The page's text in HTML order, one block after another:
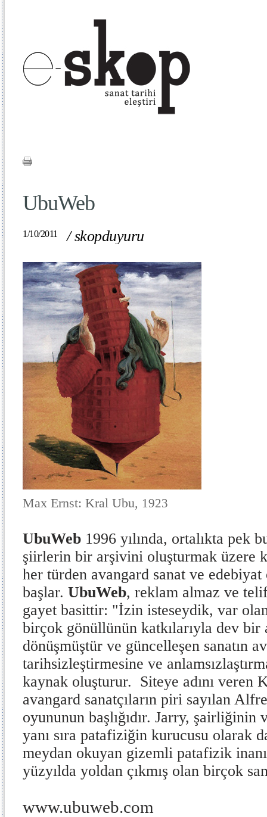
UbuWeb
1/10/2011 /skopduyuru
Max Ernst: Kral Ubu, 1923
UbuWeb 1996 yılında, ortalıkta pek
şiirlerin bir arşivini oluşturmak üzere
her türden avangard sanat ve
başlar. UbuWeb, reklam almaz ve
gayet basittir: "İzin isteseydik, var
birçok gönüllünün katkılarıyla dev bir
dönüşmüştür ve güncelleşen sanatın
tarihsizleştirmesine ve
kaynak oluşturur. Siteye adını
avangard sanatçıların piri sayılan
oyununun başlığıdır. Jarry, şairliğinin
yanı sıra patafiziğin kurucusu olarak
meydan okuyan gizemli patafizik
yüzyılda yoldan çıkmış olan birçok
www.ubuweb.com